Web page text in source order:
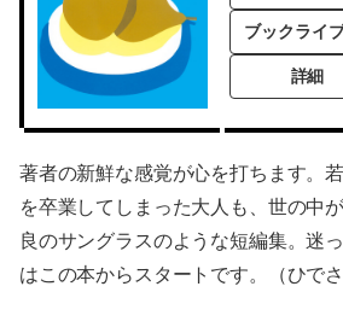
ブックライ
詳細
著者の新鮮な感覚が心を打ちます。
を卒業してしまった大人も、世の中
良のサングラスのような短編集。迷
はこの本からスタートです。（ひでさ